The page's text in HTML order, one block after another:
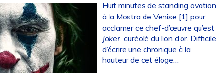
Huit minutes de standing ovation
à la Mostra de Venise [1] pour
acclamer ce chef-d’œuvre qu’est
Joker, auréolé du lion d’or. Difficile
d’écrire une chronique à la
hauteur de cet éloge…